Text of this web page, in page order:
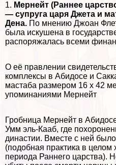
1. Мернейт (Раннее
— супруга царя Джета и
Дена. По мнению Джоан
была искушена в
распоряжалась всеми
О её правлении
комплексы в Абидосе и
мастаба размером 16 x 42
упоминаниями Мернейт
Гробница Мернейт в
Умм эль-Кааб, где
династии. Вместе с ней
(подобная пpaктика в целом
периода Раннего царства).